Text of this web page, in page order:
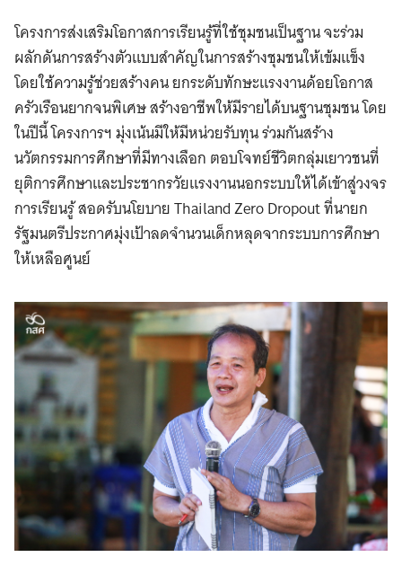
โครงการส่งเสริมโอกาสการเรียนรู้ที่ใช้ชุมชนเป็นฐาน จะร่วม
ผลักดันการสร้างตัวแบบสำคัญในการสร้างชุมชนให้เข้มแข็ง
โดยใช้ความรู้ช่วยสร้างคน ยกระดับทักษะแรงงานด้อยโอกาส
ครัวเรือนยากจนพิเศษ สร้างอาชีพให้มีรายได้บนฐานชุมชน โดย
ในปีนี้ โครงการฯ มุ่งเน้นมีให้มีหน่วยรับทุน ร่วมกันสร้าง
นวัตกรรมการศึกษาที่มีทางเลือก ตอบโจทย์ชีวิตกลุ่มเยาวชนที่
ยุติการศึกษาและประชากรวัยแรงงานนอกระบบให้ได้เข้าสู่วงจร
การเรียนรู้ สอดรับนโยบาย Thailand Zero Dropout ที่นายก
รัฐมนตรีประกาศมุ่งเป้าลดจำนวนเด็กหลุดจากระบบการศึกษา
ให้เหลือศูนย์